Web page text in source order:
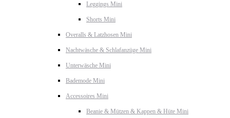
Leggings Mini
Shorts Mini
Overalls & Latzhosen Mini
Nachtwäsche & Schlafanzüge Mini
Unterwäsche Mini
Bademode Mini
Accessoires Mini
Beanie & Mützen & Kappen & Hüte Mini